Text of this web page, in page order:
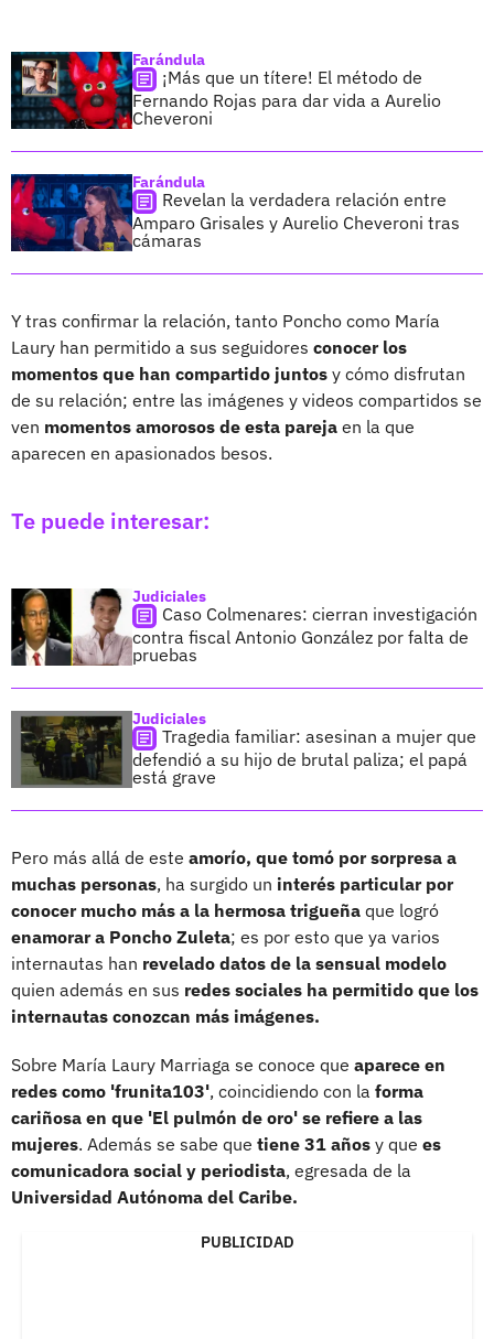
Farándula
¡Más que un títere! El método de
Fernando Rojas para dar vida a Aurelio
Cheveroni
Farándula
Revelan la verdadera relación entre
Amparo Grisales y Aurelio Cheveroni tras
cámaras
Y tras confirmar la relación, tanto Poncho como María
Laury han permitido a sus seguidores conocer los
momentos que han compartido juntos y cómo disfrutan
de su relación; entre las imágenes y videos compartidos se
ven momentos amorosos de esta pareja en la que
aparecen en apasionados besos.
Te puede interesar:
Judiciales
Caso Colmenares: cierran investigación
contra fiscal Antonio González por falta de
pruebas
Judiciales
Tragedia familiar: asesinan a mujer que
defendió a su hijo de brutal paliza; el papá
está grave
Pero más allá de este amorío, que tomó por sorpresa a
muchas personas, ha surgido un interés particular por
conocer mucho más a la hermosa trigueña que logró
enamorar a Poncho Zuleta; es por esto que ya varios
internautas han revelado datos de la sensual modelo
quien además en sus redes sociales ha permitido que los
internautas conozcan más imágenes.
Sobre María Laury Marriaga se conoce que aparece en
redes como 'frunita103', coincidiendo con la forma
cariñosa en que 'El pulmón de oro' se refiere a las
mujeres. Además se sabe que tiene 31 años y que es
comunicadora social y periodista, egresada de la
Universidad Autónoma del Caribe.
PUBLICIDAD